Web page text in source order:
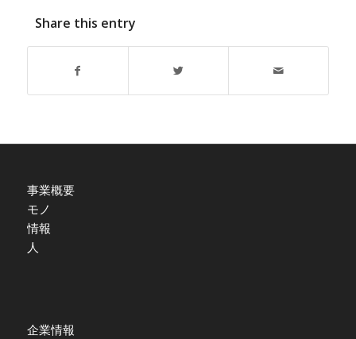
Share this entry
事業概要
モノ
情報
人
企業情報